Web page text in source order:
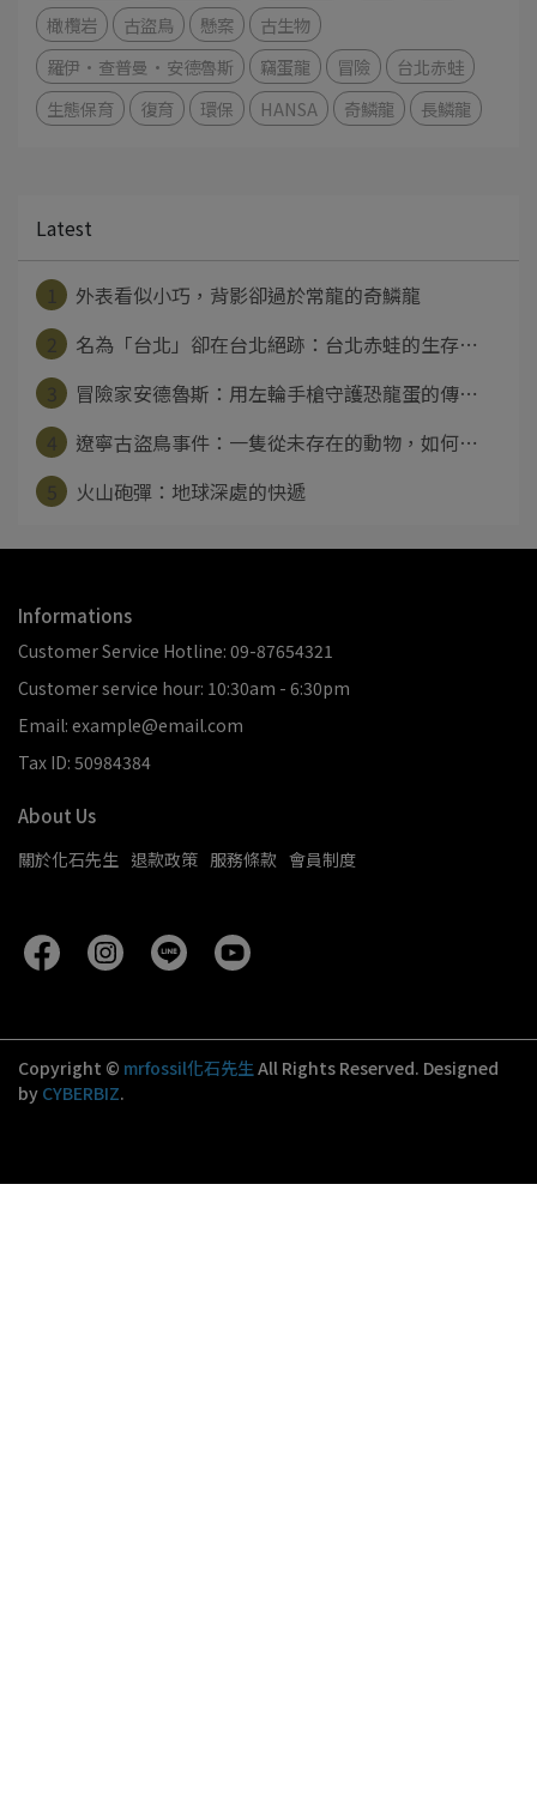
橄欖岩
古盜鳥 懸案
古生物
羅伊·查普曼·安德魯斯
竊蛋龍 冒險
台北赤蛙
生態保育
復育 環保 HANSA 奇鱗龍 長鱗龍
Latest
外表看似小巧，背影卻過於常龍的奇鱗龍
名為「台北」卻在台北絕跡：台北赤蛙的生存⋯
冒險家安德魯斯：用左輪手槍守護恐龍蛋的傳⋯
遼寧古盜鳥事件：一隻從未存在的動物，如何⋯
火山砲彈：地球深處的快遞
Informations
Customer Service Hotline: 09-87654321
Customer service hour: 10:30am - 6:30pm
Email: example@email.com
Tax ID: 50984384
About Us
關於化石先生 退款政策 服務條款 會員制度
Copyright © mrfossil化石先生All Rights Reserved. Designed
by CYBERBIZ.